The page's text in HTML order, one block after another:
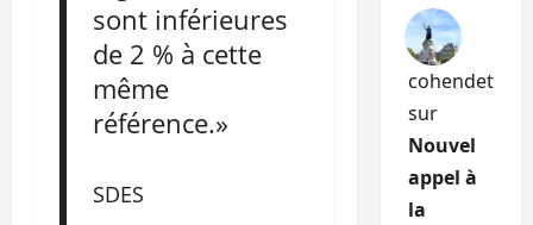
sont inférieures
de 2 % à cette
même
référence.»
SDES
cohendet
sur
Nouvel
appel à
la